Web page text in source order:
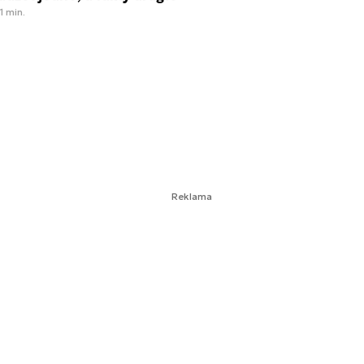
1 min.
Reklama